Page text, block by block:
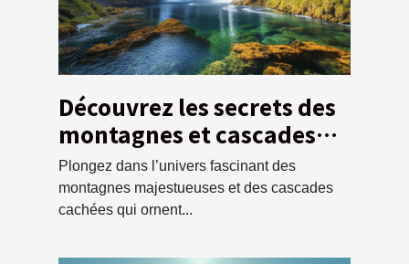
Découvrez les secrets des
montagnes et cascades
locales
Plongez dans l’univers fascinant des
montagnes majestueuses et des cascades
cachées qui ornent...